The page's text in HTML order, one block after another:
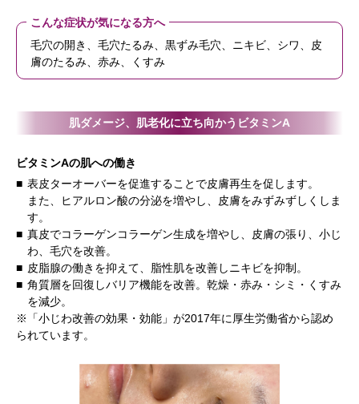
こんな症状が気になる方へ
毛穴の開き、毛穴たるみ、黒ずみ毛穴、ニキビ、シワ、皮
膚のたるみ、赤み、くすみ
肌ダメージ、肌老化に立ち向かうビタミンA
ビタミンAの肌への働き
表皮ターオーバーを促進することで皮膚再生を促します。
また、ヒアルロン酸の分泌を増やし、皮膚をみずみずしくしま
す。
真皮でコラーゲンコラーゲン生成を増やし、皮膚の張り、小じ
わ、毛穴を改善。
皮脂腺の働きを抑えて、脂性肌を改善しニキビを抑制。
角質層を回復しバリア機能を改善。乾燥・赤み・シミ・くすみ
を減少。
※「小じわ改善の効果・効能」が2017年に厚生労働省から認め
られています。